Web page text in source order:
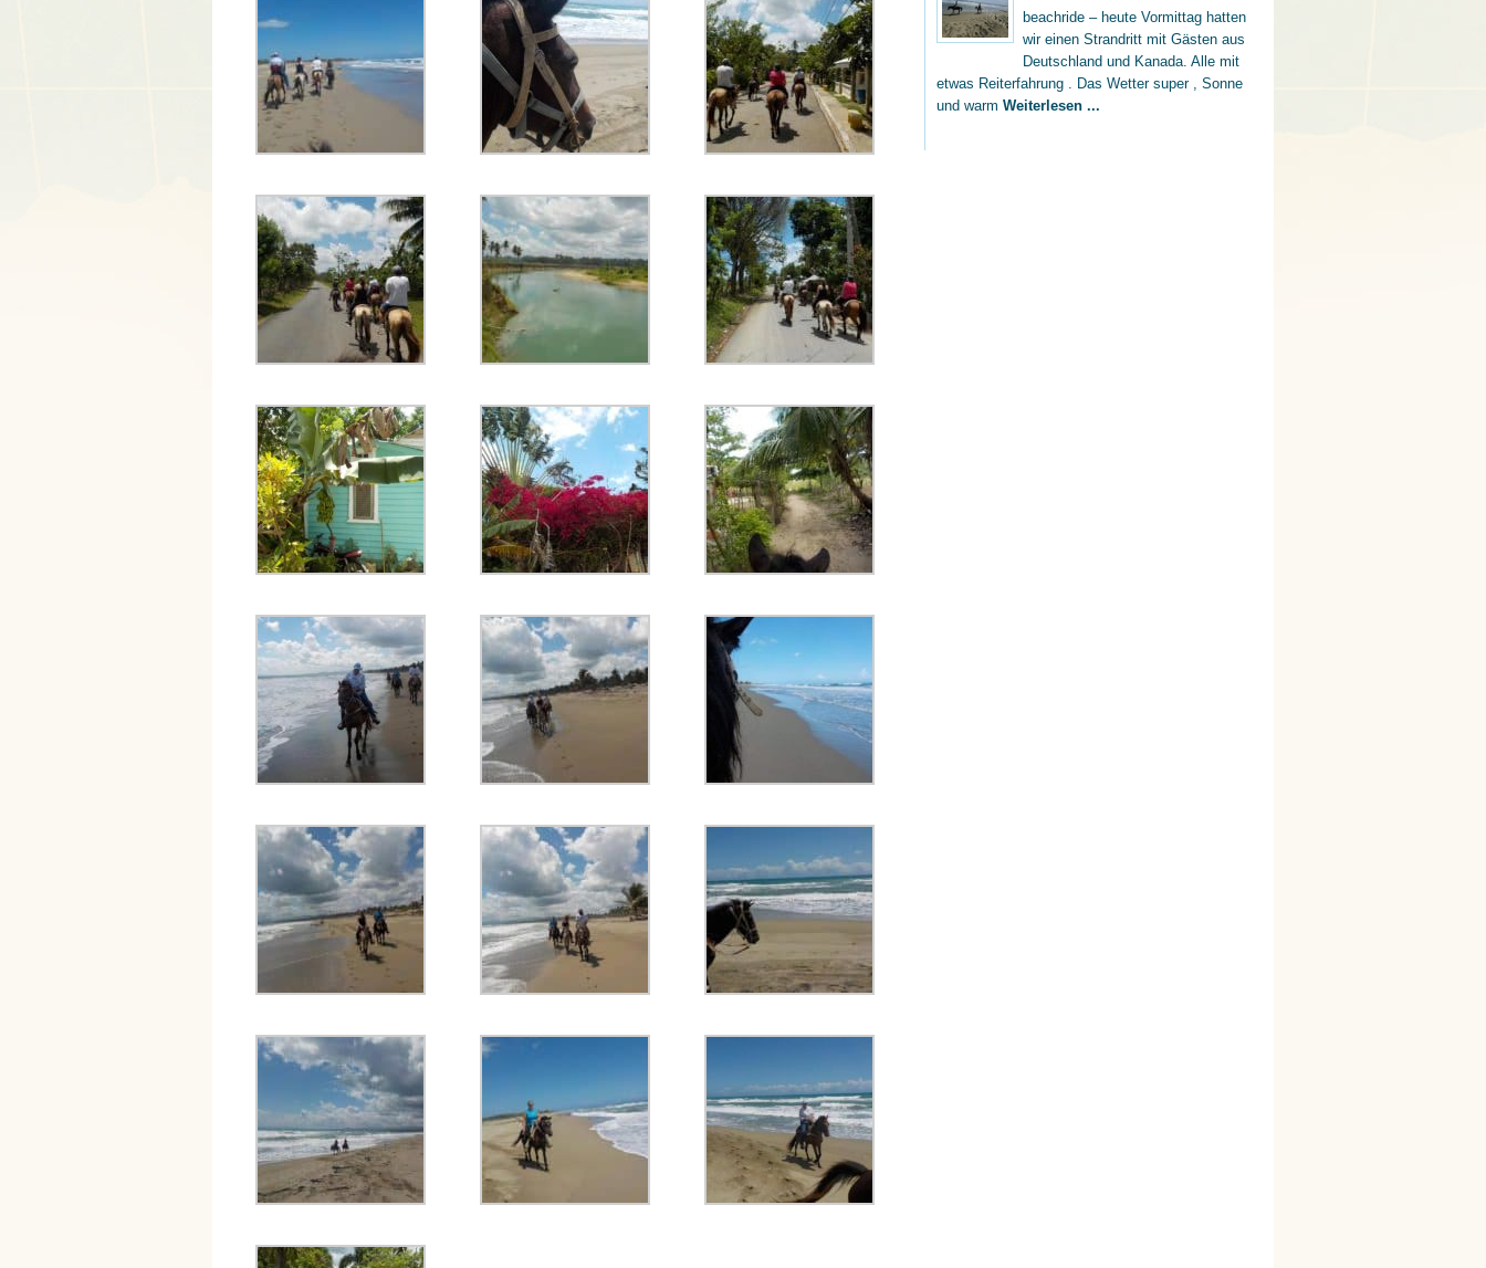
beachride – heute Vormittag hatten
wir einen Strandritt mit Gästen aus
Deutschland und Kanada. Alle mit
etwas Reiterfahrung . Das Wetter super , Sonne
und warm Weiterlesen ...